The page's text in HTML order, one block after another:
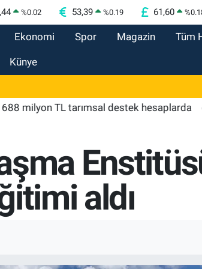
%0.02 53,39 %0.19 61,60 %
Ekonomi Spor Magazin Tüm
Künye
TL tarımsal destek hesaplarda
aldı